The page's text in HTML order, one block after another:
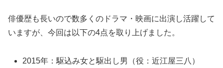
俳優歴も長いので数多くのドラマ・映画に出演し活躍して
いますが、今回は以下の4点を取り上げました。
2015年：駆込み女と駆出し男（役：近江屋三八）